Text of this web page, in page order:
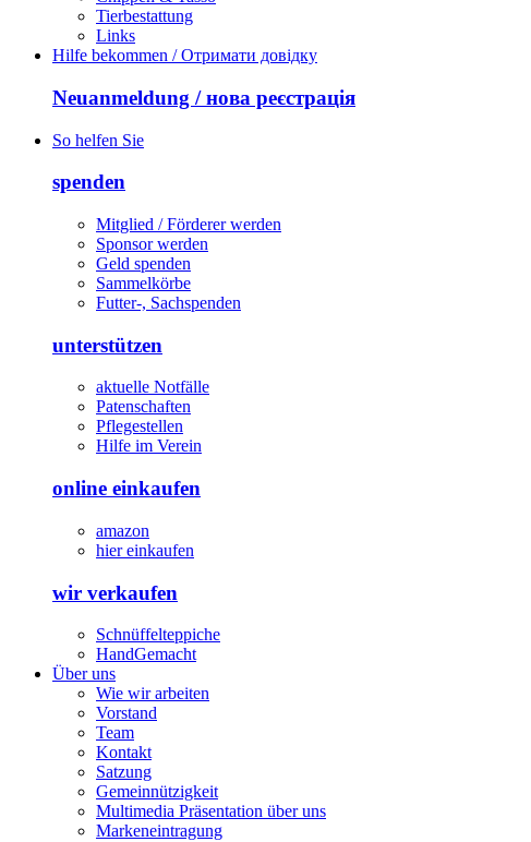
Tierbestattung
Links
Hilfe bekommen / Отримати довідку
Neuanmeldung / нова реєстрація
So helfen Sie
spenden
Mitglied / Förderer werden
Sponsor werden
Geld spenden
Sammelkörbe
Futter-, Sachspenden
unterstützen
aktuelle Notfälle
Patenschaften
Pflegestellen
Hilfe im Verein
online einkaufen
amazon
hier einkaufen
wir verkaufen
Schnüffelteppiche
HandGemacht
Über uns
Wie wir arbeiten
Vorstand
Team
Kontakt
Satzung
Gemeinnützigkeit
Multimedia Präsentation über uns
Markeneintragung